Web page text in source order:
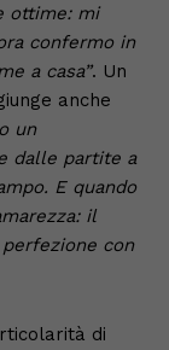
ottime: mi
confermo in
a casa”. Un
anche
un
dalle partite a
E quando
il
con
di